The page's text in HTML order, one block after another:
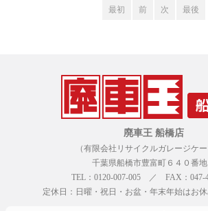
最初 前 次 最後
廃車王 船橋店
（有限会社リサイクルガレージケー
千葉県船橋市豊富町６４０番地
TEL：0120-007-005 ／ FAX：047-
定休日：日曜・祝日・お盆・年末年始はお休